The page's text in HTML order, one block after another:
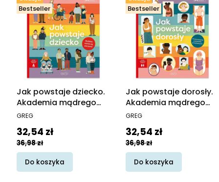
Bestseller
Jak powstaje dziecko.
Akademia mądrego
dziecka. Chcę wiedzieć
PRODUCENT
GREG
Cena promocyjna
32,54 zł
36,98 zł
Do koszyka
Bestseller
Jak powstaje dorosły.
Akademia mądrego
dziecka. Chcę wiedzieć
PRODUCENT
GREG
Cena promocyjna
32,54 zł
36,98 zł
Do koszyka